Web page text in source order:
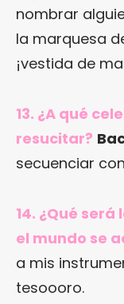
nombrar
la marquesa
¡vestida de
13. ¿A qué
resucitar?
secuenciar
14. ¿Qué
el mundo se
a mis
tesoooro.